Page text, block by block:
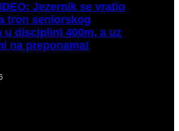
Jezernik se vratio
tron seniorskog
u disciplini 400m, a uz
na preponama!